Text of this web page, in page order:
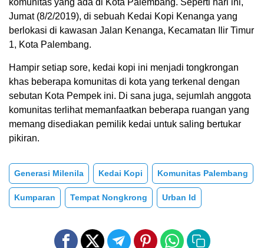
komunitas yang ada di Kota Palembang. Seperti hari ini,
Jumat (8/2/2019), di sebuah Kedai Kopi Kenanga yang
berlokasi di kawasan Jalan Kenanga, Kecamatan Ilir Timur
1, Kota Palembang.
Hampir setiap sore, kedai kopi ini menjadi tongkrongan
khas beberapa komunitas di kota yang terkenal dengan
sebutan Kota Pempek ini. Di sana juga, sejumlah anggota
komunitas terlihat memanfaatkan beberapa ruangan yang
memang disediakan pemilik kedai untuk saling bertukar
pikiran.
Generasi Milenila Kedai Kopi Komunitas Palembang
Kumparan Tempat Nongkrong Urban Id